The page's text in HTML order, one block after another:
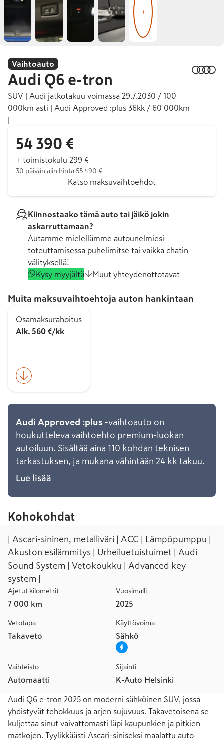
+
Vaihtoauto
Audi Q6 e-tron
SUV | Audi jatkotakuu voimassa 29.7.2030 / 100
000km asti | Audi Approved :plus 36kk / 60 000km
54 390 €
+ toimistokulu 299 €
30 päivän alin hinta 55 490 €
Katso maksuvaihtoehdot
Kiinnostaako tämä auto tai jäikö jokin
askarruttamaan?
Autamme mielellämme autounelmiesi
toteuttamisessa puhelimitse tai vaikka chatin
välityksellä!
Kysy myyjältä
Muut yhteydenottotavat
Muita maksuvaihtoehtoja auton hankintaan
Osamaksurahoitus
Alk. 560 €/kk
Audi Approved :plus -vaihtoauto on
houkutteleva vaihtoehto premium-luokan
autoiluun. Sisältää aina 110 kohdan teknisen
tarkastuksen, ja mukana vähintään 24 kk takuu.
Lue lisää
Kohokohdat
| Ascari-sininen, metalliväri | ACC | Lämpöpumppu |
Akuston esilämmitys | Urheiluetuistuimet | Audi
Sound System | Vetokoukku | Advanced key
system |
Ajetut kilometrit
7 000 km
Vuosimalli
2025
Vetotapa
Takaveto
Käyttövoima
Sähkö
Vaihteisto
Automaatti
Sijainti
K-Auto Helsinki
Audi Q6 e-tron 2025 on moderni sähköinen SUV, jossa
yhdistyvät tehokkuus ja arjen sujuvuus. Takavetoisena se
kuljettaa sinut vaivattomasti läpi kaupunkien ja pitkien
matkojen. Tyylikkäästi Ascari-siniseksi maalattu auto